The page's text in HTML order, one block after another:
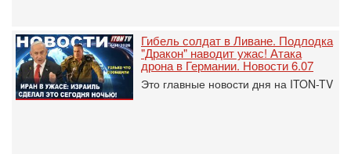
Гибель солдат в Ливане. Подлодка
"Дракон" наводит ужас! Атака
дрона в Германии. Новости 6.07
Это главные новости дня на ITON-TV